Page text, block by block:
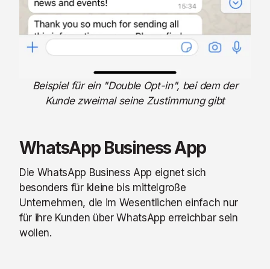
Beispiel für ein "Double Opt-in", bei dem der
Kunde zweimal seine Zustimmung gibt
WhatsApp Business App
Die WhatsApp Business App eignet sich
besonders für kleine bis mittelgroße
Unternehmen, die im Wesentlichen einfach nur
für ihre Kunden über WhatsApp erreichbar sein
wollen.